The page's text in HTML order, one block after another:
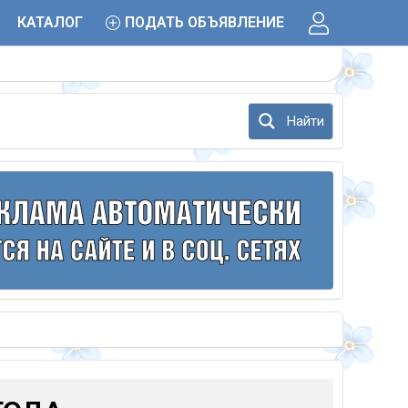
КАТАЛОГ ПОДАТЬ ОБЪЯВЛЕНИЕ
Найти